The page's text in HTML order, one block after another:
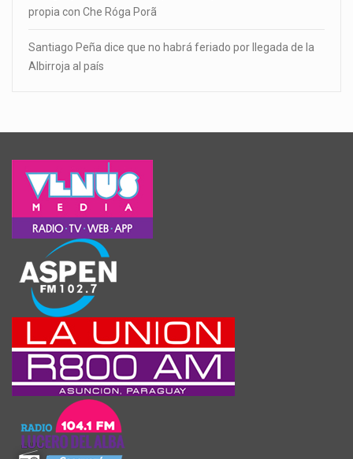
propia con Che Róga Porã
Santiago Peña dice que no habrá feriado por llegada de la
Albirroja al país